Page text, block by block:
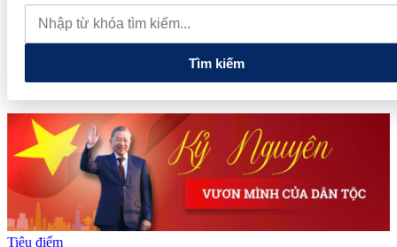
lao dốc mất mốc 100.000 đồng/kg
Chính phủ kiến tạo hệ sinh
thái phát triển, nâng tầm kinh tế tư nhân
Tìm kiếm
Tiêu điểm